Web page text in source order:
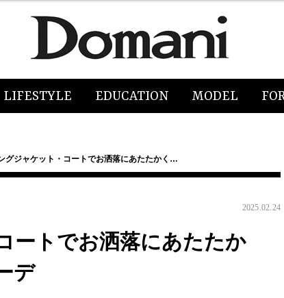
LIFESTYLE EDUCATION MODEL
グジャケット・コートでお洒落にあたたかく…
2025.02.24
ートでお洒落にあたたか
デ